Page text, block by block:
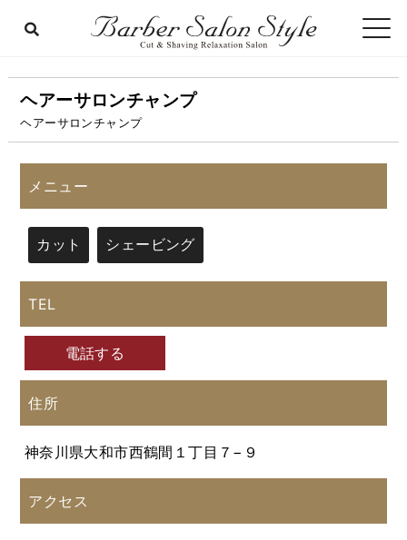
ヘアーサロンチャンプ
ヘアーサロンチャンプ
メニュー
カット シェービング
TEL
電話する
住所
神奈川県大和市西鶴間１丁目７−９
アクセス